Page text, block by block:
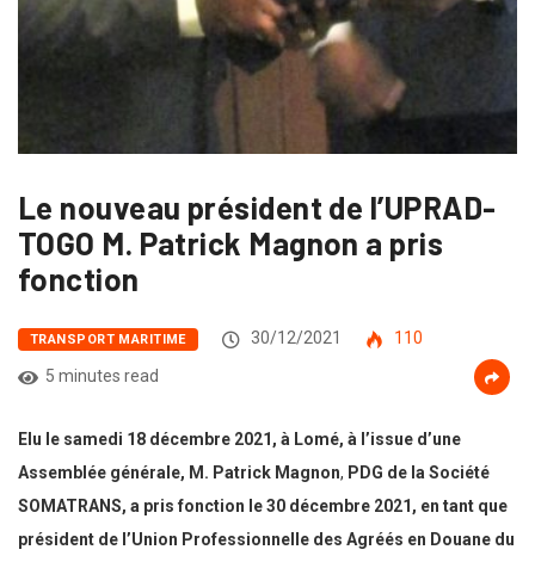
Le nouveau président de l’UPRAD-
TOGO M. Patrick Magnon a pris
fonction
TRANSPORT MARITIME 30/12/2021
110
5 minutes read
Elu le samedi 18 décembre 2021, à Lomé, à l’issue d’une
Assemblée générale, M. Patrick Magnon, PDG de la Société
SOMATRANS, a pris fonction le 30 décembre 2021, en tant que
président de l’Union Professionnelle des Agréés en Douane du